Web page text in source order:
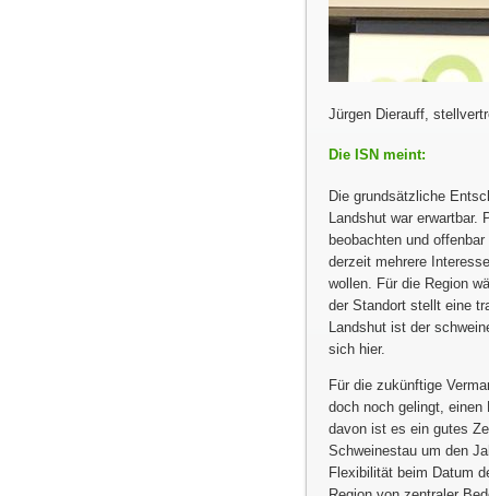
Jürgen Dierauff,
Die ISN meint:
Die grundsätzliche
Landshut war
beobachten und
derzeit mehrere
wollen. Für die Region
der Standort stellt eine
Landshut ist der
sich hier.
Für die zukünftige
doch noch gelingt, einen
davon ist es ein gutes
Schweinestau um den
Flexibilität beim Datum